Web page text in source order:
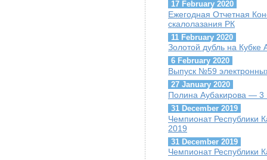
17 February 2020
Ежегодная Отчетная
скалолазания РК
11 February 2020
Золотой дубль на
6 February 2020
Выпуск №59
27 January 2020
Полина Аубакирова — 3
31 December 2019
Чемпионат Республики
2019
31 December 2019
Чемпионат Республики